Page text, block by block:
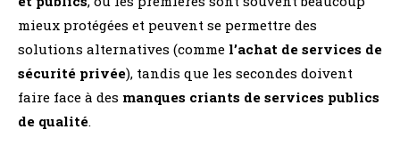
mieux protégées et peuvent se permettre des
solutions alternatives (comme l’achat de services de
sécurité privée), tandis que les secondes doivent
faire face à des manques criants de services publics
de qualité.